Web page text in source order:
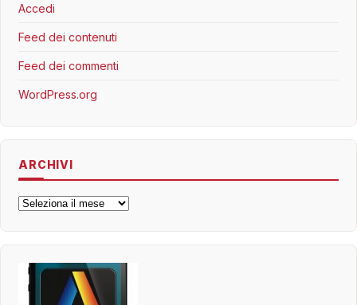
Accedi
Feed dei contenuti
Feed dei commenti
WordPress.org
ARCHIVI
Archivi